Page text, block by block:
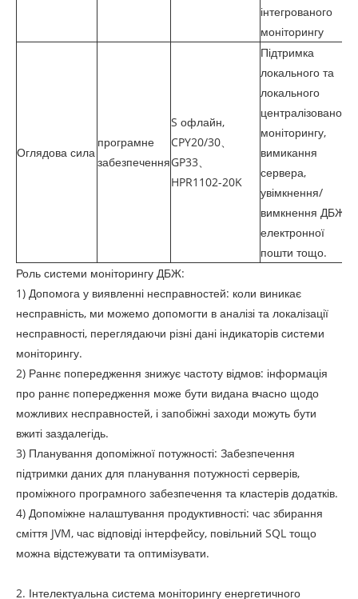
інтегрованого
моніторингу
Оглядова сила
програмне
забезпечення
S офлайн,
CPY20/30、
GP33、
HPR1102-20K
Підтримка
локального та
локального
централізованого
моніторингу,
вимикання
сервера,
увімкнення/
вимкнення ДБЖ,
електронної
пошти тощо.
Роль системи моніторингу ДБЖ:
1) Допомога у виявленні несправностей: коли виникає
несправність, ми можемо допомогти в аналізі та локалізації
несправності, переглядаючи різні дані індикаторів системи
моніторингу.
2) Раннє попередження знижує частоту відмов: інформація
про раннє попередження може бути видана вчасно щодо
можливих несправностей, і запобіжні заходи можуть бути
вжиті заздалегідь.
3) Планування допоміжної потужності: Забезпечення
підтримки даних для планування потужності серверів,
проміжного програмного забезпечення та кластерів додатків.
4) Допоміжне налаштування продуктивності: час збирання
сміття JVM, час відповіді інтерфейсу, повільний SQL тощо
можна відстежувати та оптимізувати.
2. Інтелектуальна система моніторингу енергетичного